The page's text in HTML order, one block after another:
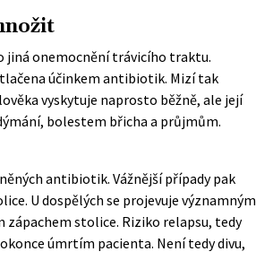
jiná onemocnění trávicího traktu.
účinkem antibiotik. Mizí tak
vyskytuje naprosto běžně, ale její
bolestem břicha a průjmům.
antibiotik. Vážnější případy pak
U dospělých se projevuje významným
zápachem stolice. Riziko relapsu, tedy
úmrtím pacienta. Není tedy divu,